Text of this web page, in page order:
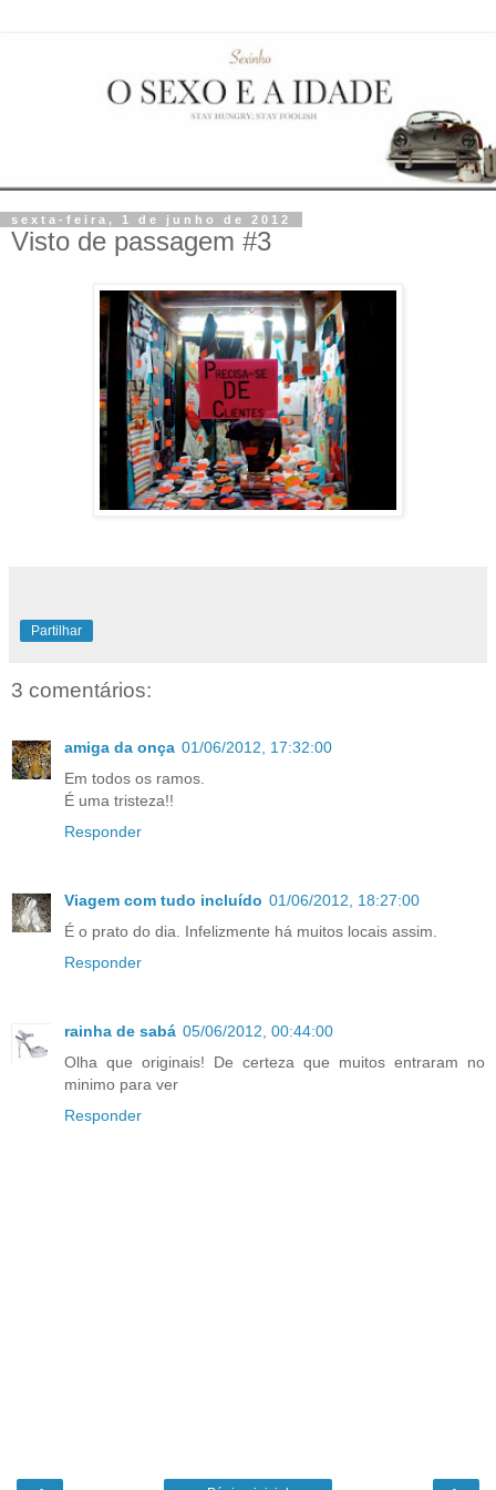
sexta-feira, 1 de junho de 2012
Visto de passagem #3
Partilhar
3 comentários:
amiga da onça 01/06/2012, 17:32:00
Em todos os ramos.
É uma tristeza!!
Responder
Viagem com tudo incluído 01/06/2012, 18:27:00
É o prato do dia. Infelizmente há muitos locais assim.
Responder
rainha de sabá 05/06/2012, 00:44:00
Olha que originais! De certeza que muitos entraram no
minimo para ver
Responder